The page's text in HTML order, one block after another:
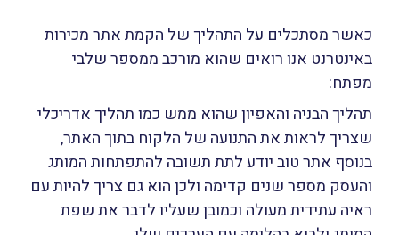
כאשר מסתכלים על התהליך של הקמת אתר מכירות
באינטרנט אנו רואים שהוא מורכב ממספר שלבי
מפתח:
תהליך הבניה והאפיון שהוא ממש כמו תהליך אדריכלי
שצריך לראות את התנועה של הלקוח בתוך האתר,
בנוסף אתר טוב יודע לתת תשובה להתפתחות המותג
והעסק מספר שנים קדימה ולכן הוא גם צריך להיות עם
ראיה עתידית מעולה וכמובן שעליו לדבר את שפת